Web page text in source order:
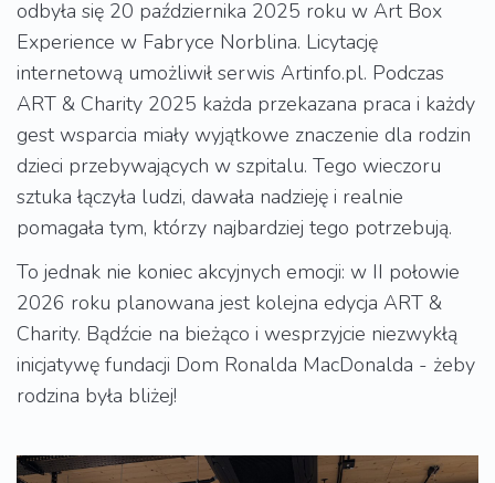
odbyła się 20 października 2025 roku w Art Box
Experience w Fabryce Norblina. Licytację
internetową umożliwił serwis Artinfo.pl. Podczas
ART & Charity 2025 każda przekazana praca i każdy
gest wsparcia miały wyjątkowe znaczenie dla rodzin
dzieci przebywających w szpitalu. Tego wieczoru
sztuka łączyła ludzi, dawała nadzieję i realnie
pomagała tym, którzy najbardziej tego potrzebują.
To jednak nie koniec akcyjnych emocji: w II połowie
2026 roku planowana jest kolejna edycja ART &
Charity. Bądźcie na bieżąco i wesprzyjcie niezwykłą
inicjatywę fundacji Dom Ronalda MacDonalda - żeby
rodzina była bliżej!